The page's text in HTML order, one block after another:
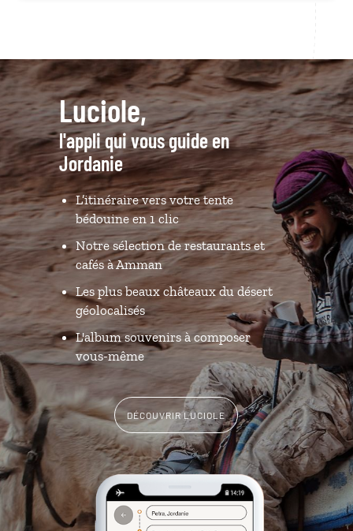
Luciole,
l'appli qui vous guide en
Jordanie
L’itinéraire vers votre tente
bédouine en 1 clic
Notre sélection de restaurants et
cafés à Amman
Les plus beaux châteaux du désert
géolocalisés
L'album souvenirs à composer
vous-même
DÉCOUVRIR LUCIOLE